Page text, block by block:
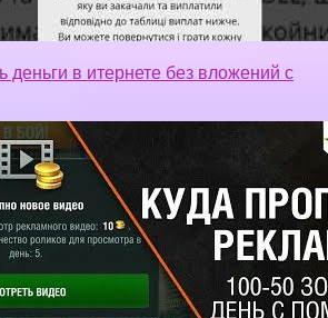
деньги в итернете без вложений с